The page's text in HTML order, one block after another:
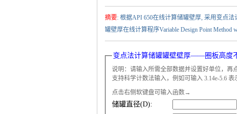
摘要: 根据API 650在线计算储罐壁厚, 采用变点
罐壁厚在线计算程序Variable Design Point Method
变点法计算储罐罐壁壁厚——圈板高度
说明：请输入所需全部数据并设置好单位，再
支持科学计数法输入，例如可输入 3.14e-5.6 表
点击右侧软键盘可输入函数→
储罐直径(D):